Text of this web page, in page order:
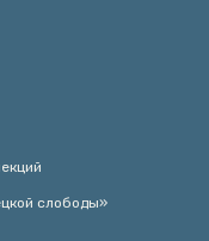
слободы»